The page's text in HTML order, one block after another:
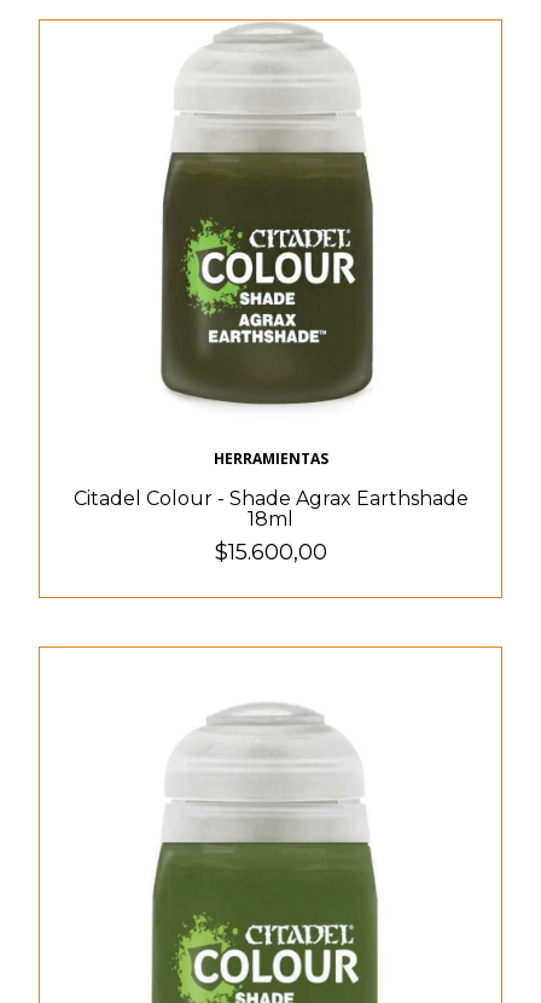
HERRAMIENTAS
Citadel Colour - Shade Agrax Earthshade
18ml
$15.600,00